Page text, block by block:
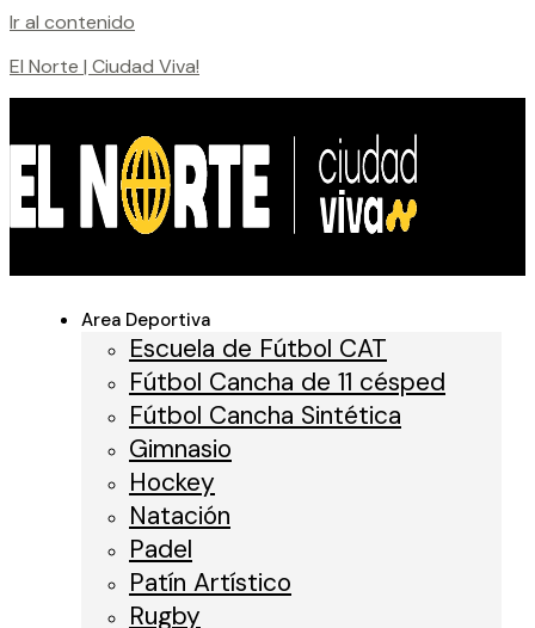
Ir al contenido
El Norte | Ciudad Viva!
Area Deportiva
Escuela de Fútbol CAT
Fútbol Cancha de 11 césped
Fútbol Cancha Sintética
Gimnasio
Hockey
Natación
Padel
Patín Artístico
Rugby